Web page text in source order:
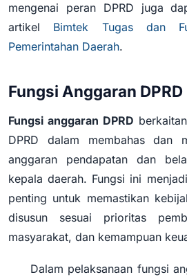
mengenai peran DPRD juga
artikel Bimtek Tugas dan
Pemerintahan Daerah.
Fungsi Anggaran DPRD
Fungsi anggaran DPRD
DPRD dalam membahas dan
anggaran pendapatan dan
kepala daerah. Fungsi ini
penting untuk memastikan
disusun sesuai prioritas
masyarakat, dan kemampuan
Dalam pelaksanaan fungsi